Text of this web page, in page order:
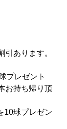
あります。
プレゼント
お持ち帰り頂
10球プレゼン